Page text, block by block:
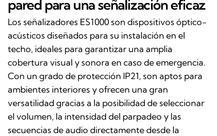
pared para una señalización eficaz
Los señalizadores ES1000 son dispositivos óptico-
acústicos diseñados para su instalación en el
techo, ideales para garantizar una amplia
cobertura visual y sonora en caso de emergencia.
Con un grado de protección IP21, son aptos para
ambientes interiores y ofrecen una gran
versatilidad gracias a la posibilidad de seleccionar
el volumen, la intensidad del parpadeo y las
secuencias de audio directamente desde la